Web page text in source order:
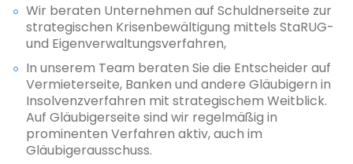
Wir beraten Unternehmen auf Schuldnerseite zur
strategischen Krisenbewältigung mittels StaRUG-
und Eigenverwaltungsverfahren,
In unserem Team beraten Sie die Entscheider auf
Vermieterseite, Banken und andere Gläubigern in
Insolvenzverfahren mit strategischem Weitblick.
Auf Gläubigerseite sind wir regelmäßig in
prominenten Verfahren aktiv, auch im
Gläubigerausschuss.